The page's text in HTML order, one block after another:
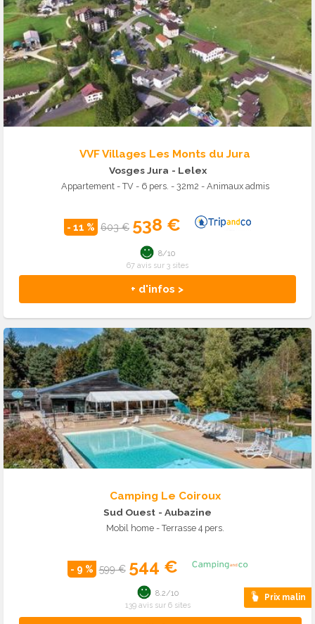
VVF Villages Les Monts du Jura
Vosges Jura - Lelex
Appartement - TV - 6 pers. - 32m2 - Animaux admis
- 11 % 603 € 538 €
+ d'infos >
8/10
67 avis sur 3 sites
Camping Le Coiroux
Sud Ouest - Aubazine
Mobil home - Terrasse 4 pers.
- 9 % 599 € 544 €
Prix malin
8.2/10
139 avis sur 6 sites